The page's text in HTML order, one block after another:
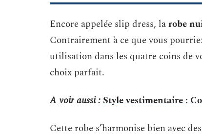
Encore appelée slip dress, larobe
Contrairement à ce que vous
utilisation dans les quatre coins de
choix parfait.
A voir aussi :Style vestimentaire :
Cette robe s’harmonise bien avec